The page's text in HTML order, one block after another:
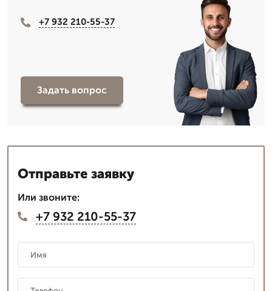
+7 932 210-55-37
Задать вопрос
Отправьте заявку
Или звоните:
+7 932 210-55-37